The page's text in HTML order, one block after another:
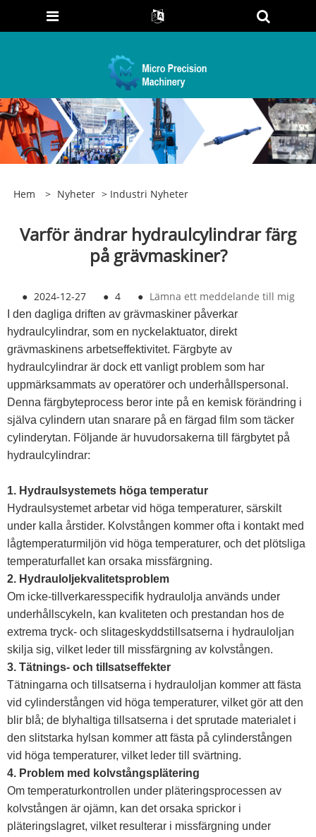
Hem > Nyheter > Industri Nyheter
Varför ändrar hydraulcylindrar färg
på grävmaskiner?
● 2024-12-27 ● 4 ● Lämna ett meddelande till mig
I den dagliga driften av grävmaskiner påverkar
hydraulcylindrar, som en nyckelaktuator, direkt
grävmaskinens arbetseffektivitet. Färgbyte av
hydraulcylindrar är dock ett vanligt problem som har
uppmärksammats av operatörer och underhållspersonal.
Denna färgbyteprocess beror inte på en kemisk förändring i
själva cylindern utan snarare på en färgad film som täcker
cylinderytan. Följande är huvudorsakerna till färgbytet på
hydraulcylindrar:
1. Hydraulsystemets höga temperatur
Hydraulsystemet arbetar vid höga temperaturer, särskilt
under kalla årstider. Kolvstången kommer ofta i kontakt med
lågtemperaturmiljön vid höga temperaturer, och det plötsliga
temperaturfallet kan orsaka missfärgning.
2. Hydrauloljekvalitetsproblem
Om icke-tillverkaresspecifik hydraulolja används under
underhållscykeln, kan kvaliteten och prestandan hos de
extrema tryck- och slitageskyddstillsatserna i hydrauloljan
skilja sig, vilket leder till missfärgning av kolvstången.
3. Tätnings- och tillsatseffekter
Tätningarna och tillsatserna i hydrauloljan kommer att fästa
vid cylinderstången vid höga temperaturer, vilket gör att den
blir blå; de blyhaltiga tillsatserna i det sprutade materialet i
den slitstarka hylsan kommer att fästa på cylinderstången
vid höga temperaturer, vilket leder till svärtning.
4. Problem med kolvstångsplätering
Om temperaturkontrollen under pläteringsprocessen av
kolvstången är ojämn, kan det orsaka sprickor i
pläteringslagret, vilket resulterar i missfärgning under